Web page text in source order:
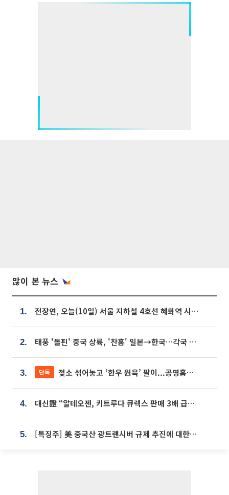
많이 본 뉴스
1. 전장연, 오늘(10일) 서울 지하철 4호선 혜화역 시위…1호선 용산역 무정차
2. 태풍 '돌핀' 중국 상륙, '찬홈' 일본→한국…각국 기상청 예상 경로는?
3. 단독 젖소 섞어놓고 ‘한우 원육’ 팔이...공영홈쇼핑 표기·검증 구멍
4. 대신證 “알테오젠, 키트루다 큐렉스 판매 3배 급증…목표가 41만원 상향”
5. [특징주] 美 중국산 광트랜시버 규제 추진에 대한광통신 등 광통신株 강세